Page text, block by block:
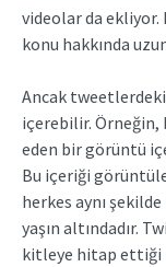
videolar da ekliyor.
konu hakkında
Ancak
içerebilir. Örneğin,
eden bir görüntü
Bu içeriği
herkes aynı
yaşın altındadır.
kitleye hitap ettiği